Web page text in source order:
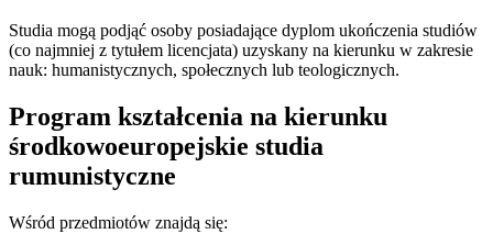
Studia mogą podjąć osoby posiadające dyplom ukończenia studiów
(co najmniej z tytułem licencjata) uzyskany na kierunku w zakresie
nauk: humanistycznych, społecznych lub teologicznych.
Program kształcenia na kierunku
środkowoeuropejskie studia
rumunistyczne
Wśród przedmiotów znajdą się: